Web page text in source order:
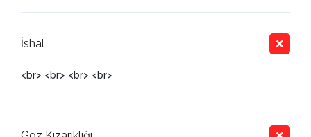
İshal
<br> <br> <br> <br>